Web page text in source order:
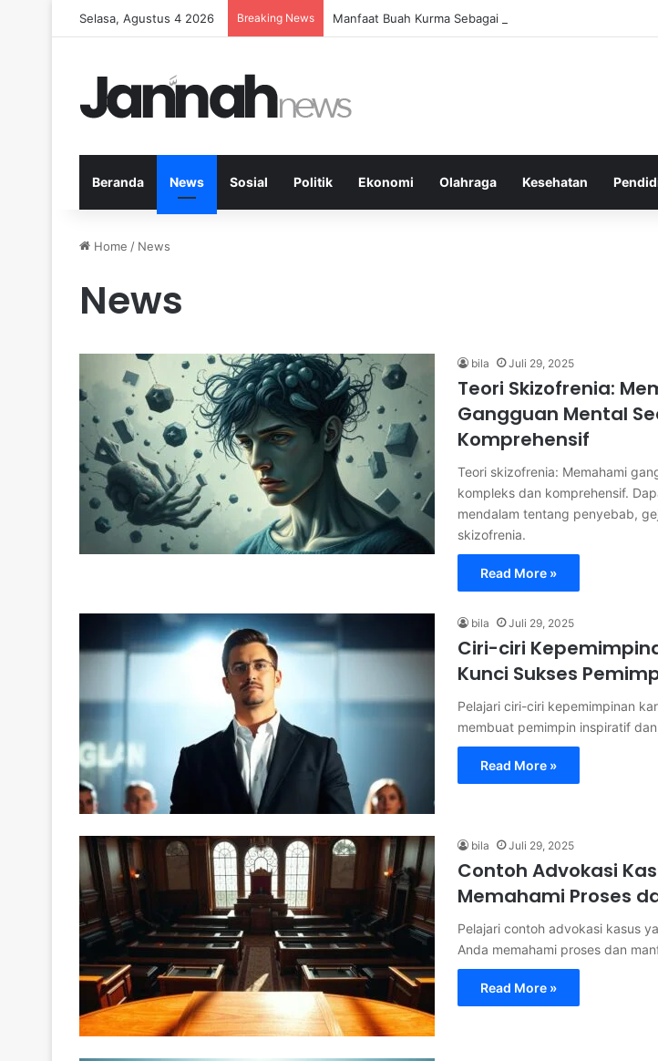
Selasa, Agustus 4 2026 Breaking News Manfaat Buah Kurma Sebagai Sumber Energi Instan
Beranda News Sosial Politik Ekonomi Olahraga Kesehatan
Home / News
News
bila Juli 29, 2025
Teori Skizofrenia:
Gangguan Mental
Komprehensif
Teori skizofrenia: Memahami
kompleks dan komprehensif.
mendalam tentang penyebab,
skizofrenia.
Read More »
bila Juli 29, 2025
Ciri-ciri
Kunci Sukses
Pelajari ciri-ciri kepemimpinan
membuat pemimpin inspiratif
Read More »
bila Juli 29, 2025
Contoh Advokasi
Memahami Proses
Pelajari contoh advokasi kasus
Anda memahami proses dan
Read More »